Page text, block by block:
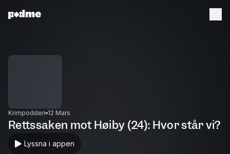
Krimpodden 12 Mars
Rettssaken mot Høiby (24): Hvor står vi?
Lyssna i appen